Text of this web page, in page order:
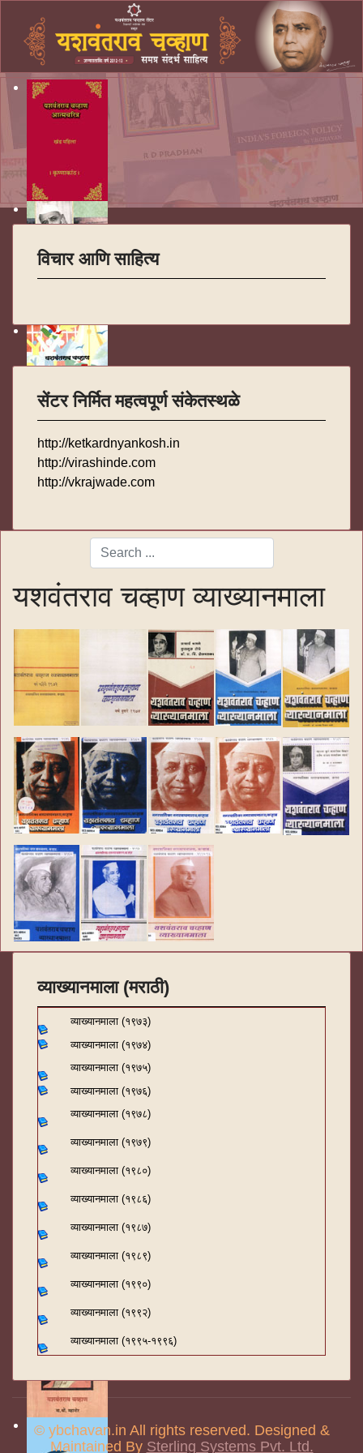
विचार आणि साहित्य
सेंटर निर्मित महत्वपूर्ण संकेतस्थळे
http://ketkardnyankosh.in
http://virashinde.com
http://vkrajwade.com
Search
यशवंतराव चव्हाण व्याख्यानमाला
व्याख्यानमाला (मराठी)
व्याख्यानमाला (१९७३)
व्याख्यानमाला (१९७४)
व्याख्यानमाला (१९७५)
व्याख्यानमाला (१९७६)
व्याख्यानमाला (१९७८)
व्याख्यानमाला (१९७९)
व्याख्यानमाला (१९८०)
व्याख्यानमाला (१९८६)
व्याख्यानमाला (१९८७)
व्याख्यानमाला (१९८९)
व्याख्यानमाला (१९९०)
व्याख्यानमाला (१९९२)
व्याख्यानमाला (१९९५-१९९६)
© ybchavan.in All rights reserved. Designed &
Maintained By Sterling Systems Pvt. Ltd.